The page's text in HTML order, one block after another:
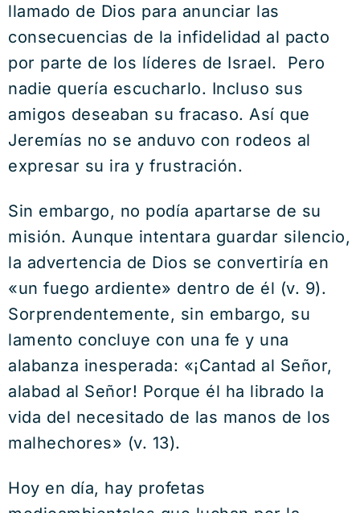
llamado de Dios para anunciar las
consecuencias de la infidelidad al pacto
por parte de los líderes de Israel. Pero
nadie quería escucharlo. Incluso sus
amigos deseaban su fracaso. Así que
Jeremías no se anduvo con rodeos al
expresar su ira y frustración.
Sin embargo, no podía apartarse de su
misión. Aunque intentara guardar silencio,
la advertencia de Dios se convertiría en
«un fuego ardiente» dentro de él (v. 9).
Sorprendentemente, sin embargo, su
lamento concluye con una fe y una
alabanza inesperada: «¡Cantad al Señor,
alabad al Señor! Porque él ha librado la
vida del necesitado de las manos de los
malhechores» (v. 13).
Hoy en día, hay profetas